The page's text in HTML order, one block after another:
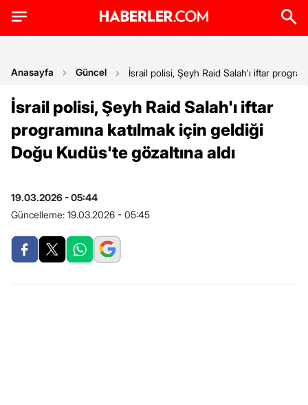
Anasayfa Güncel İsrail polisi, Şeyh Raid Salah'ı iftar
İsrail polisi, Şeyh Raid Salah'ı iftar
programına katılmak için geldiği
Doğu Kudüs'te gözaltına aldı
19.03.2026 - 05:44
Güncelleme: 19.03.2026 - 05:45